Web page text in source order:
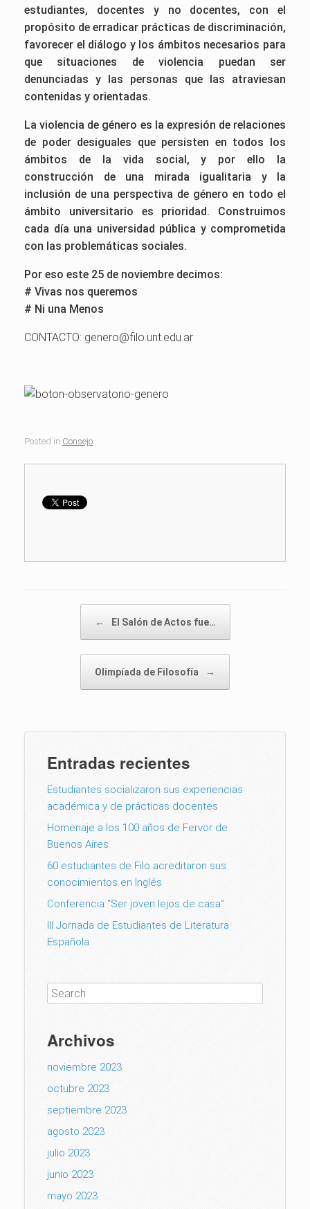
estudiantes, docentes y no docentes, con el
propósito de erradicar prácticas de discriminación,
favorecer el diálogo y los ámbitos necesarios para
que situaciones de violencia puedan ser
denunciadas y las personas que las atraviesan
contenidas y orientadas.
La violencia de género es la expresión de relaciones
de poder desiguales que persisten en todos los
ámbitos de la vida social, y por ello la
construcción de una mirada igualitaria y la
inclusión de una perspectiva de género en todo el
ámbito universitario es prioridad. Construimos
cada día una universidad pública y comprometida
con las problemáticas sociales.
Por eso este 25 de noviembre decimos:
# Vivas nos queremos
# Ni una Menos
CONTACTO: genero@filo.unt.edu.ar
Posted in Consejo
← El Salón de Actos fue…
Olimpíada de Filosofía →
Entradas recientes
Estudiantes socializaron sus experiencias
académica y de prácticas docentes
Homenaje a los 100 años de Fervor de
Buenos Aires
60 estudiantes de Filo acreditaron sus
conocimientos en Inglés
Conferencia “Ser joven lejos de casa”
III Jornada de Estudiantes de Literatura
Española
Archivos
noviembre 2023
octubre 2023
septiembre 2023
agosto 2023
julio 2023
junio 2023
mayo 2023